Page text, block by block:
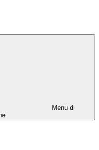
Menu di